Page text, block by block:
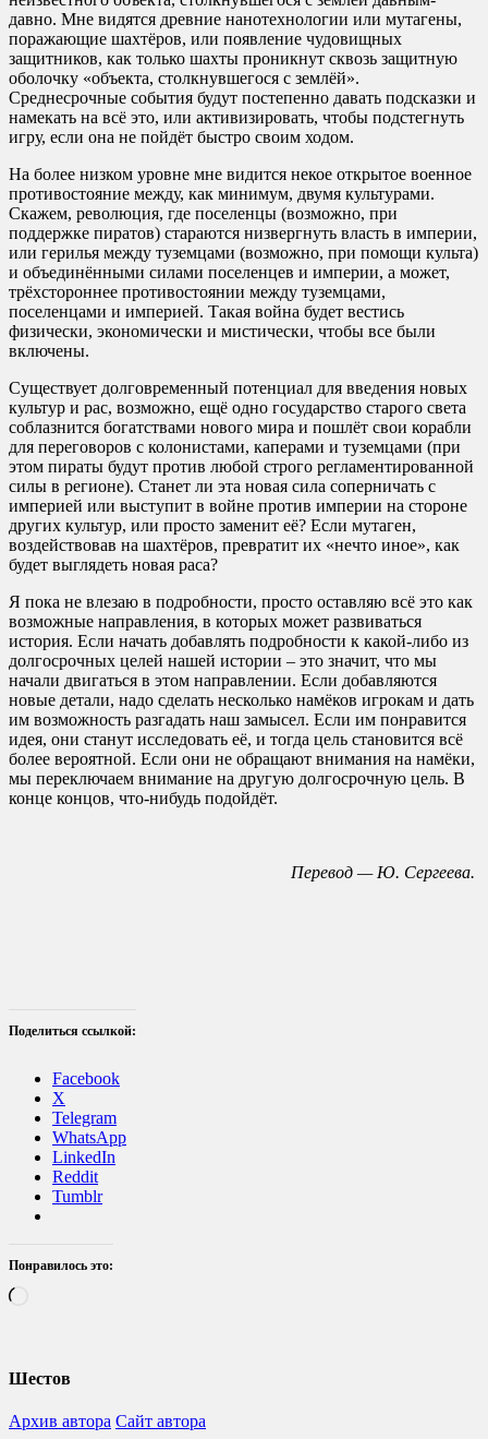
давно. Мне видятся древние нанотехнологии или мутагены,
поражающие шахтёров, или появление чудовищных
защитников, как только шахты проникнут сквозь защитную
оболочку «объекта, столкнувшегося с землёй».
Среднесрочные события будут постепенно давать подсказки и
намекать на всё это, или активизировать, чтобы подстегнуть
игру, если она не пойдёт быстро своим ходом.
На более низком уровне мне видится некое открытое военное
противостояние между, как минимум, двумя культурами.
Скажем, революция, где поселенцы (возможно, при
поддержке пиратов) стараются низвергнуть власть в империи,
или герилья между туземцами (возможно, при помощи культа)
и объединёнными силами поселенцев и империи, а может,
трёхстороннее противостоянии между туземцами,
поселенцами и империей. Такая война будет вестись
физически, экономически и мистически, чтобы все были
включены.
Существует долговременный потенциал для введения новых
культур и рас, возможно, ещё одно государство старого света
соблазнится богатствами нового мира и пошлёт свои корабли
для переговоров с колонистами, каперами и туземцами (при
этом пираты будут против любой строго регламентированной
силы в регионе). Станет ли эта новая сила соперничать с
империей или выступит в войне против империи на стороне
других культур, или просто заменит её? Если мутаген,
воздействовав на шахтёров, превратит их «нечто иное», как
будет выглядеть новая раса?
Я пока не влезаю в подробности, просто оставляю всё это как
возможные направления, в которых может развиваться
история. Если начать добавлять подробности к какой-либо из
долгосрочных целей нашей истории – это значит, что мы
начали двигаться в этом направлении. Если добавляются
новые детали, надо сделать несколько намёков игрокам и дать
им возможность разгадать наш замысел. Если им понравится
идея, они станут исследовать её, и тогда цель становится всё
более вероятной. Если они не обращают внимания на намёки,
мы переключаем внимание на другую долгосрочную цель. В
конце концов, что-нибудь подойдёт.
Перевод — Ю. Сергеева.
Поделиться ссылкой:
Facebook
X
Telegram
WhatsApp
LinkedIn
Reddit
Tumblr
Понравилось это:
Шестов
Архив автора Сайт автора